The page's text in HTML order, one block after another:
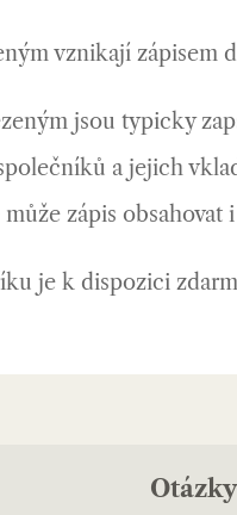
vznikají zápisem
jsou typicky
a jejich
zápis obsahovat
je k dispozici